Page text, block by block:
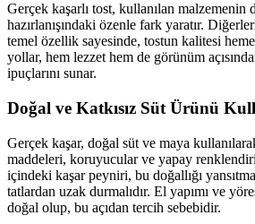
Gerçek kaşarlı tost, kullanılan malzemenin
hazırlanışındaki özenle fark yaratır.
temel özellik sayesinde, tostun kalitesi
yollar, hem lezzet hem de görünüm
ipuçlarını sunar.
Doğal ve Katkısız Süt Ürünü
Gerçek kaşar, doğal süt ve maya
maddeleri, koruyucular ve yapay
içindeki kaşar peyniri, bu doğallığı
tatlardan uzak durmalıdır. El yapımı ve
doğal olup, bu açıdan tercih sebebidir.